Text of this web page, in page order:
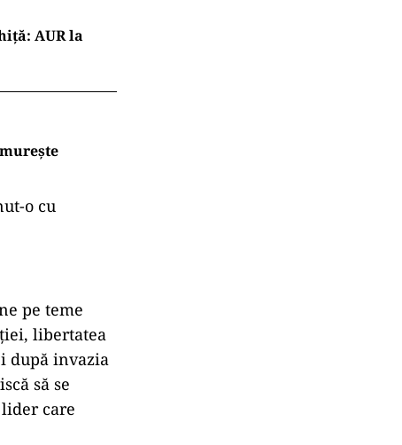
AUR la
o cu
pe teme
libertatea
după invazia
să se
care